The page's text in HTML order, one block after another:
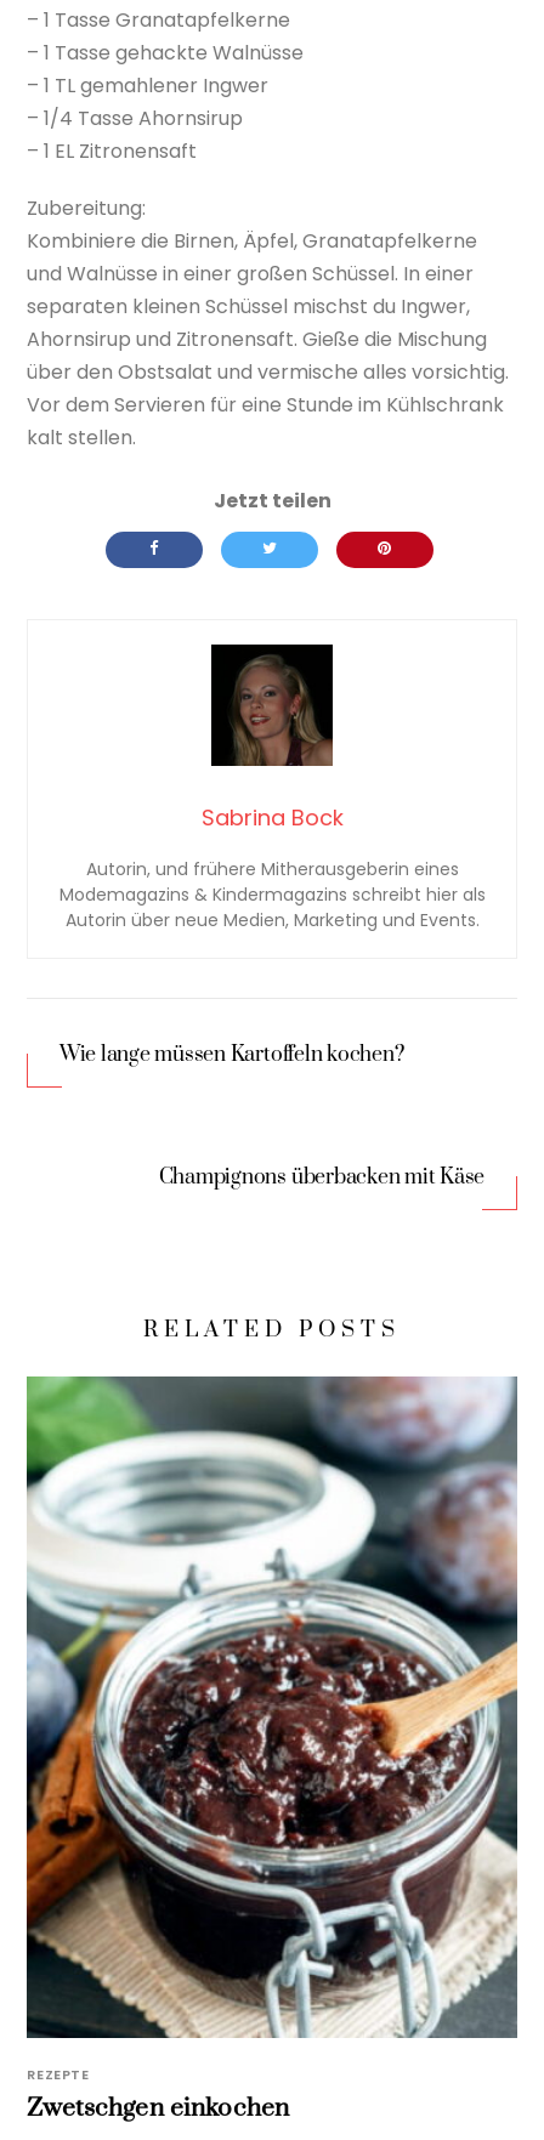
– 1 Tasse Granatapfelkerne
– 1 Tasse gehackte Walnüsse
– 1 TL gemahlener Ingwer
– 1/4 Tasse Ahornsirup
– 1 EL Zitronensaft
Zubereitung:
Kombiniere die Birnen, Äpfel, Granatapfelkerne
und Walnüsse in einer großen Schüssel. In einer
separaten kleinen Schüssel mischst du Ingwer,
Ahornsirup und Zitronensaft. Gieße die Mischung
über den Obstsalat und vermische alles vorsichtig.
Vor dem Servieren für eine Stunde im Kühlschrank
kalt stellen.
Sabrina Bock
Autorin, und frühere Mitherausgeberin eines
Modemagazins & Kindermagazins schreibt hier als
Autorin über neue Medien, Marketing und Events.
Wie lange müssen Kartoffeln kochen?
Champignons überbacken mit Käse
RELATED POSTS
REZEPTE
Zwetschgen einkochen